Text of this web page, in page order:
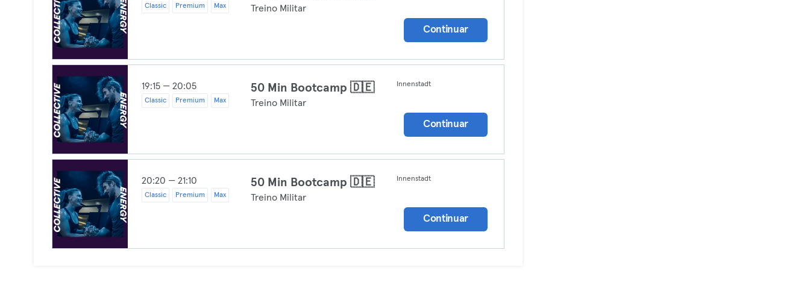
Classic Premium Max Treino Militar
Continuar
19:15 — 20:05
Classic Premium Max
50 Min Bootcamp 🇩🇪
Treino Militar
Innenstadt
Continuar
20:20 — 21:10
Classic Premium Max
50 Min Bootcamp 🇩🇪
Treino Militar
Innenstadt
Continuar